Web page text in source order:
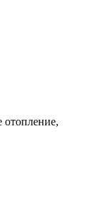
отопление,